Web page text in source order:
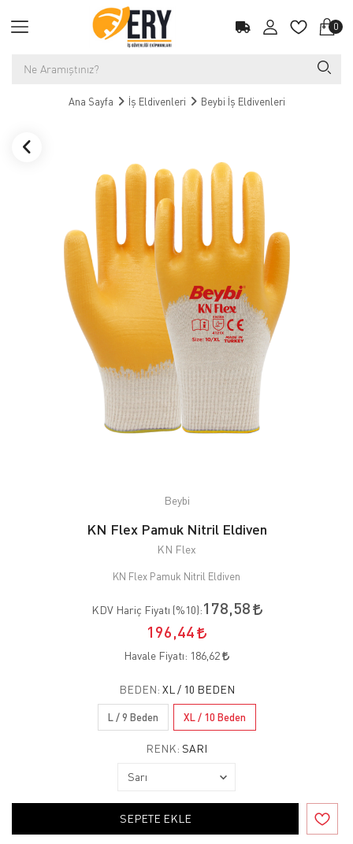
0
Ana Sayfa İş Eldivenleri Beybi İş Eldivenleri
Beybi
KN Flex Pamuk Nitril Eldiven
KN Flex
KN Flex Pamuk Nitril Eldiven
KDV Hariç Fiyatı (%10):178,58
196,44
Havale Fiyatı: 186,62
BEDEN: XL / 10 BEDEN
L / 9 Beden XL / 10 Beden
RENK: SARI
SEPETE EKLE